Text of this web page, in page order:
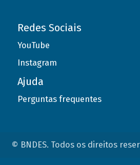
Redes Sociais
YouTube
Instagram
Ajuda
Perguntas frequentes
© BNDES. Todos os direitos